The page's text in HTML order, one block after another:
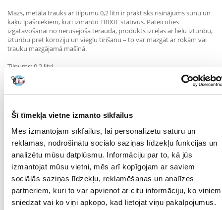
Šī tīmekļa vietne izmanto sīkfailus
Mēs izmantojam sīkfailus, lai personalizētu saturu un
reklāmas, nodrošinātu sociālo saziņas līdzekļu funkcijas un
analizētu mūsu datplūsmu. Informāciju par to, kā jūs
izmantojat mūsu vietni, mēs arī kopīgojam ar saviem
sociālās saziņas līdzekļu, reklamēšanas un analīzes
partneriem, kuri to var apvienot ar citu informāciju, ko viņiem
sniedzat vai ko viņi apkopo, kad lietojat viņu pakalpojumus.
Mazs, metāla trauks ar tilpumu 0,2 litri ir praktisks risinājums suņu un
kaķu īpašniekiem, kuri izmanto TRIXIE statīvus. Pateicoties
izgatavošanai no nerūsējošā tērauda, produkts izceļas ar lielu izturību,
izturību pret koroziju un vieglu tīrīšanu – to var mazgāt ar rokām vai
trauku mazgājamā mašīnā.
Tilpums: 0,2 litri
Materiāls: nerūsējošais tērauds
Pielietojums: nomaināma bļoda TRIXIE statņiem
Viegli tīrāma – piemērota mazgāšanai trauku mazgājamā mašīnā
telpām
Galvenās priekšrocības:
Ideāls kā rezerves daļa – nav jāmaina viss komplekts, pietiek ar vienu
trauku.
Daudzpusība – piemērots ūdenim un jebkura veida barībai.
Higiēnisks un drošs – gluda virsma novērš baktēriju uzkrāšanos.
Izturīga un estētiska – nerūsējošais tērauds garantē ilgu kalpošanas